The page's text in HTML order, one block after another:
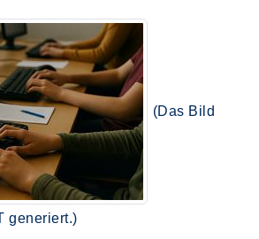
(Das Bild
generiert.)